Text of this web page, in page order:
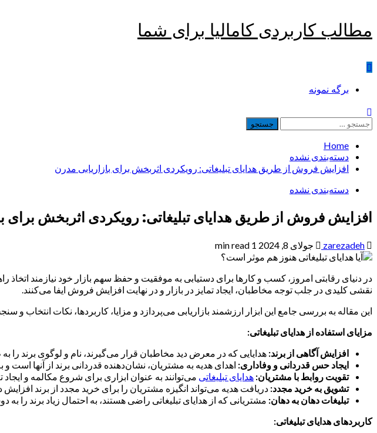
to
مطالب کاربردی کامالیا برای شما
Primaryبرگه نمونه
جستجو
برای:
Home
دسته‌بندی نشده
افزایش فروش از طریق هدایای تبلیغاتی: رویکردی اثربخش برای بازاریابی مدرن
دسته‌بندی نشده
افزایش فروش از طریق هدایای تبلیغاتی: رویکردی اثربخش برای
zarezadeh جولای 8, 2024 1 min read
در دنیای رقابتی امروز، کسب و کارها برای دستیابی به موفقیت و حفظ سهم بازار خود نیازمند اتخاذ
نقشی کلیدی در جلب توجه مخاطبان، ایجاد تمایز در بازار و در نهایت افزایش فروش ایفا می‌کنند.
این مقاله به بررسی جامع این ابزار ارزشمند بازاریابی می‌پردازد و مزایا، کاربردها، نکات
مزایای استفاده از هدایای تبلیغاتی:
افزایش آگاهی از برند: هدایایی که در معرض دید مخاطبان قرار می‌گیرند، نام و لوگوی برند را
ایجاد حس قدردانی و وفاداری: اهدای هدیه به مشتریان، نشان‌دهنده قدردانی برند از آنها
تقویت روابط با مشتریان: هدایای تبلیغاتی می‌توانند به عنوان ابزاری برای شروع مکالمه و ایجاد
تشویق به خرید مجدد: دریافت هدیه می‌تواند انگیزه مشتریان را برای خرید مجدد از برند
تبلیغات دهان به دهان: مشتریانی که از هدایای تبلیغاتی راضی هستند، به احتمال زیاد برند
کاربردهای هدایای تبلیغاتی: